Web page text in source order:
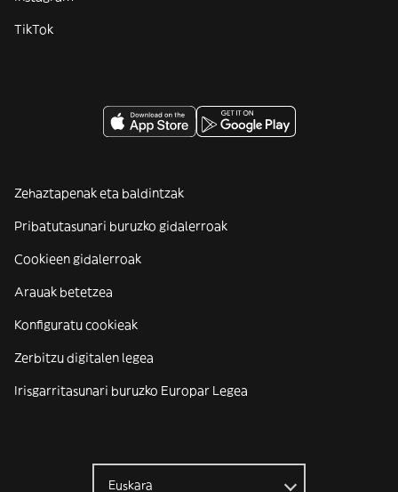
TikTok
Zehaztapenak eta baldintzak
Pribatutasunari buruzko gidalerroak
Cookieen gidalerroak
Arauak betetzea
Konfiguratu cookieak
Zerbitzu digitalen legea
Irisgarritasunari buruzko Europar Legea